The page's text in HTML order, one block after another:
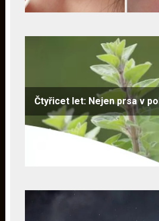
Čtyřicet let: Nejen prsa v